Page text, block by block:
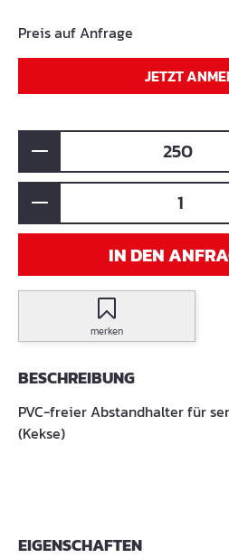
Preis auf Anfrage
JETZT
IN DEN
merken
BESCHREIBUNG
PVC-freier Abstandhalter für
(Kekse)
EIGENSCHAFTEN